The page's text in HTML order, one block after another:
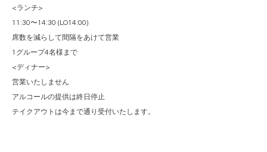
<ランチ>
11:30〜14:30 (LO14:00)
席数を減らして間隔をあけて営業
1グループ4名様まで
<ディナー>
営業いたしません
アルコールの提供は終日停止
テイクアウトは今まで通り受付いたします。